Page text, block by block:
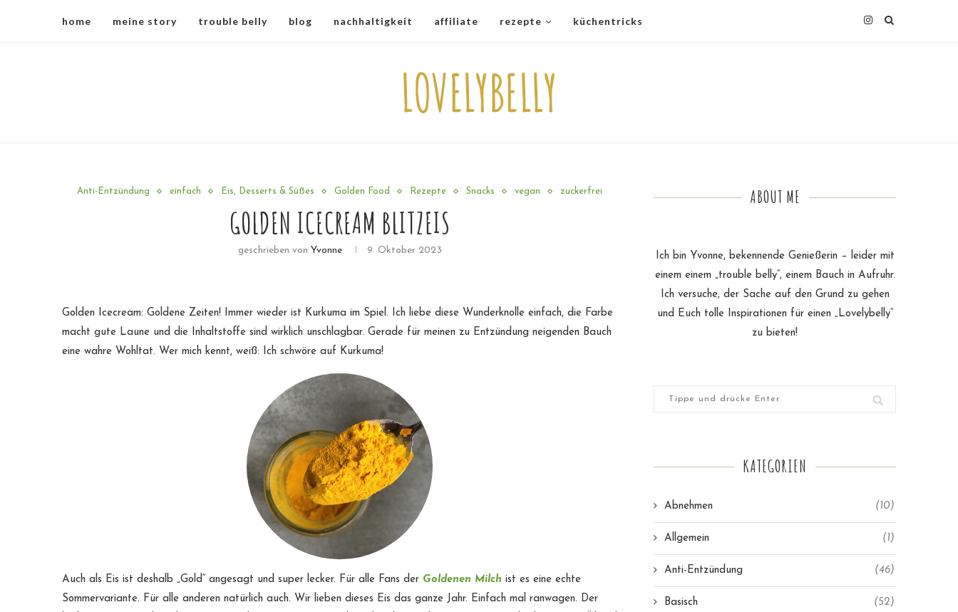
home meine story trouble belly blog nachhaltigkeit affiliate rezepte küchentricks
Anti-Entzündung einfach Eis, Desserts & Süßes Golden Food Rezepte Snacks vegan zuckerfrei
GOLDEN ICECREAM BLITZEIS
geschrieben von Yvonne 9. Oktober 2023
Golden Icecream: Goldene Zeiten! Immer wieder ist Kurkuma im Spiel. Ich liebe diese Wunderknolle einfach, die Farbe
macht gute Laune und die Inhaltstoffe sind wirklich unschlagbar. Gerade für meinen zu Entzündung neigenden Bauch
eine wahre Wohltat. Wer mich kennt, weiß: Ich schwöre auf Kurkuma!
Auch als Eis ist deshalb „Gold“ angesagt und super lecker. Für alle Fans der Goldenen Milch ist es eine echte
Sommervariante. Für alle anderen natürlich auch. Wir lieben dieses Eis das ganze Jahr. Einfach mal ranwagen. Der
ABOUT ME
Ich bin Yvonne, bekennende Genießerin – leider mit
einem einem „trouble belly“, einem Bauch in Aufruhr.
Ich versuche, der Sache auf den Grund zu gehen
und Euch tolle Inspirationen für einen „Lovelybelly“
zu bieten!
KATEGORIEN
Abnehmen (10)
Allgemein (1)
Anti-Entzündung (46)
Basisch (52)